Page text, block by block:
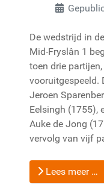
De wedstrijd in
Mid-Fryslân 1
toen drie
vooruitgespeeld.
Jeroen
Eelsingh (1755),
Auke de Jong
vervolg van vijf
Lees meer …